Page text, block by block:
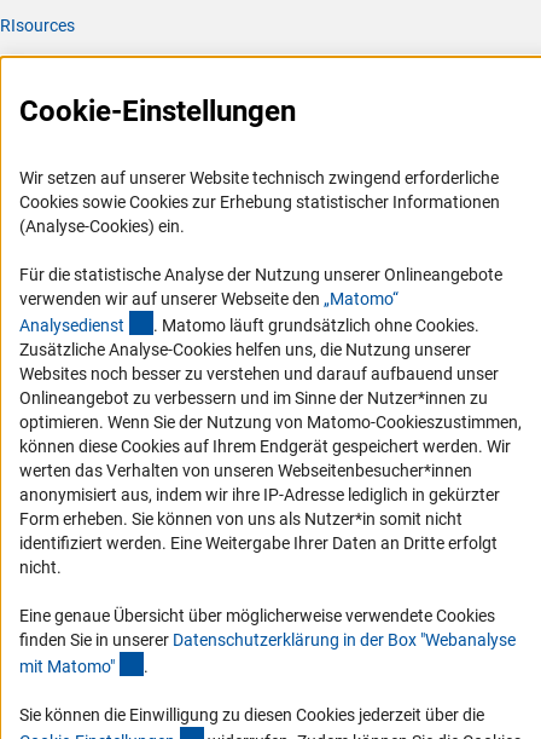
RIsources
Service
Presse
Karriere
Logo und Corporate Design
Compliance
Vergabeverfahren
Barrierefreiheit
Service und Informationen für Menschen mit Behinderungen
Erklärung zur Barrierefreiheit
Barriere melden
DFG-aktuell
schauen Sie sich die Ausgaben online an.
Cookie-Einstellungen
Wir setzen auf unserer Website technisch zwingend erforderliche
Cookies sowie Cookies zur Erhebung statistischer Informationen
(Analyse-Cookies) ein.
Für die statistische Analyse der Nutzung unserer Onlineangebote
verwenden wir auf unserer Webseite den „Matomo“
Analysedienst (externer Link)
. Matomo läuft grundsätzlich ohne Cookies.
Zusätzliche Analyse-Cookies helfen uns, die Nutzung unserer
Websites noch besser zu verstehen und darauf aufbauend unser
Onlineangebot zu verbessern und im Sinne der Nutzer*innen zu
optimieren. Wenn Sie der Nutzung von Matomo-Cookieszustimmen,
können diese Cookies auf Ihrem Endgerät gespeichert werden. Wir
werten das Verhalten von unseren Webseitenbesucher*innen
anonymisiert aus, indem wir ihre IP-Adresse lediglich in gekürzter
Form erheben. Sie können von uns als Nutzer*in somit nicht
identifiziert werden. Eine Weitergabe Ihrer Daten an Dritte erfolgt
nicht.
Eine genaue Übersicht über möglicherweise verwendete Cookies
finden Sie in unserer Datenschutzerklärung in der Box "Webanalyse
mit Matomo" .
Sie können die Einwilligung zu diesen Cookies jederzeit über die